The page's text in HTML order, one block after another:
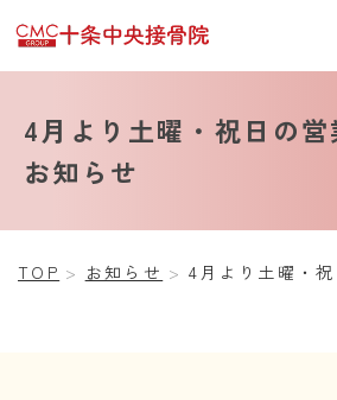
4月より土曜・祝日の
お知らせ
TOP お知らせ 4月より土曜・